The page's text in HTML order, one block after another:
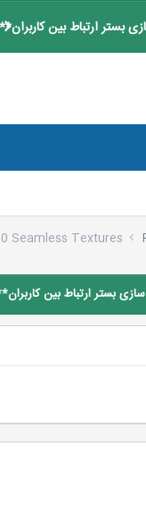
ارتباط بین کاربران**
Seamless Textures
بستر ارتباط بین